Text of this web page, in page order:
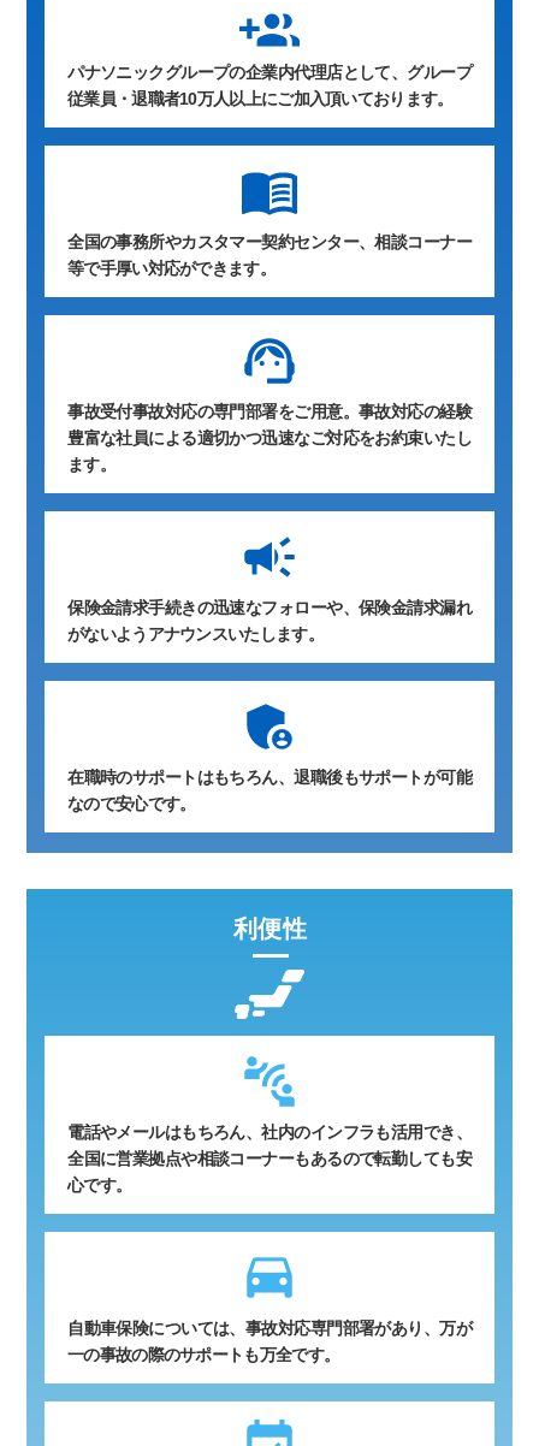
group_add
パナソニックグループの企業内代理店として、グループ
従業員・退職者10万人以上にご加入頂いております。
全国の事務所やカスタマー契約センター、相談コーナー
等で手厚い対応ができます。
事故受付事故対応の専門部署をご用意。事故対応の経験
豊富な社員による適切かつ迅速なご対応をお約束いたし
ます。
保険金請求手続きの迅速なフォローや、保険金請求漏れ
がないようアナウンスいたします。
在職時のサポートはもちろん、退職後もサポートが可能
なので安心です。
利便性
電話やメールはもちろん、社内のインフラも活用でき、
全国に営業拠点や相談コーナーもあるので転勤しても安
心です。
time_to_leave
自動車保険については、事故対応専門部署があり、万が
一の事故の際のサポートも万全です。